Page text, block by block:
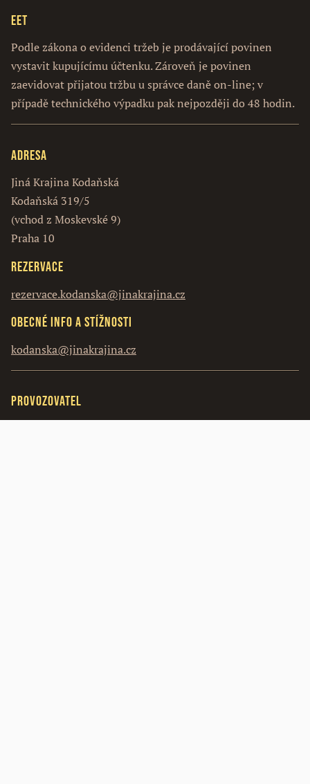
EET
Podle zákona o evidenci tržeb je prodávající povinen
vystavit kupujícímu účtenku. Zároveň je povinen
zaevidovat přijatou tržbu u správce daně on-line; v
případě technického výpadku pak nejpozději do 48 hodin.
Adresa
Jiná Krajina Kodaňská
Kodaňská 319/5
(vchod z Moskevské 9)
Praha 10
Rezervace
rezervace.kodanska@jinakrajina.cz
Obecné info a stížnosti
kodanska@jinakrajina.cz
Provozovatel